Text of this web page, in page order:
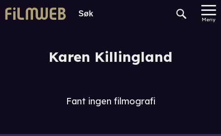
Meny
Karen Killingland
Fant ingen filmografi